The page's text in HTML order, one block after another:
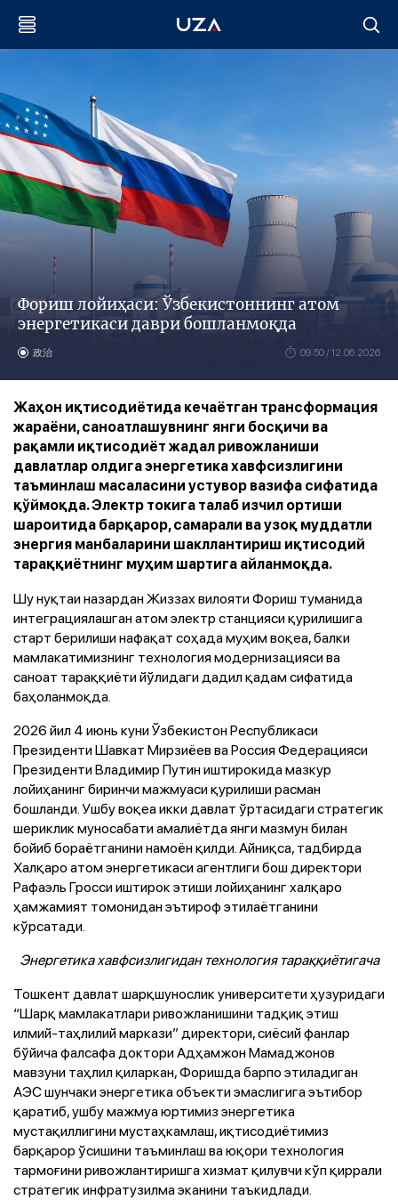
Фориш лойиҳаси: Ўзбекистоннинг атом
энергетикаси даври бошланмоқда
政治 09:50 / 12.06.2026
Жаҳон иқтисодиётида кечаётган трансформация
жараёни, саноатлашувнинг янги босқичи ва
рақамли иқтисодиёт жадал ривожланиши
давлатлар олдига энергетика хавфсизлигини
таъминлаш масаласини устувор вазифа сифатида
қўймоқда. Электр токига талаб изчил ортиши
шароитида барқарор, самарали ва узоқ муддатли
энергия манбаларини шакллантириш иқтисодий
тараққиётнинг муҳим шартига айланмоқда.
Шу нуқтаи назардан Жиззах вилояти Фориш туманида
интеграциялашган атом электр станцияси қурилишига
старт берилиши нафақат соҳада муҳим воқеа, балки
мамлакатимизнинг технология модернизацияси ва
саноат тараққиёти йўлидаги дадил қадам сифатида
баҳоланмоқда.
2026 йил 4 июнь куни Ўзбекистон Республикаси
Президенти Шавкат Мирзиёев ва Россия Федерацияси
Президенти Владимир Путин иштирокида мазкур
лойиҳанинг биринчи мажмуаси қурилиши расман
бошланди. Ушбу воқеа икки давлат ўртасидаги стратегик
шериклик муносабати амалиётда янги мазмун билан
бойиб бораётганини намоён қилди. Айниқса, тадбирда
Халқаро атом энергетикаси агентлиги бош директори
Рафаэль Гросси иштирок этиши лойиҳанинг халқаро
ҳамжамият томонидан эътироф этилаётганини
кўрсатади.
Энергетика хавфсизлигидан технология тараққиётигача
Тошкент давлат шарқшунослик университети ҳузуридаги
“Шарқ мамлакатлари ривожланишини тадқиқ этиш
илмий-таҳлилий маркази” директори, сиёсий фанлар
бўйича фалсафа доктори Адҳамжон Мамаджонов
мавзуни таҳлил қиларкан, Форишда барпо этиладиган
АЭС шунчаки энергетика объекти эмаслигига эътибор
қаратиб, ушбу мажмуа юртимиз энергетика
мустақиллигини мустаҳкамлаш, иқтисодиётимиз
барқарор ўсишини таъминлаш ва юқори технология
тармоғини ривожлантиришга хизмат қилувчи кўп қиррали
стратегик инфратузилма эканини таъкидлади.